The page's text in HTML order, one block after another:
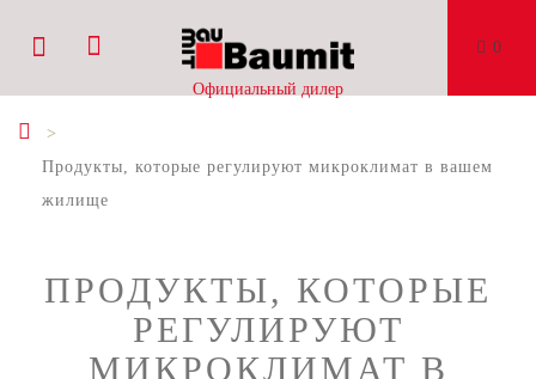
Официальный дилер
0
Продукты, которые регулируют микроклимат в вашем
жилище
ПРОДУКТЫ, КОТОРЫЕ
РЕГУЛИРУЮТ
МИКРОКЛИМАТ В